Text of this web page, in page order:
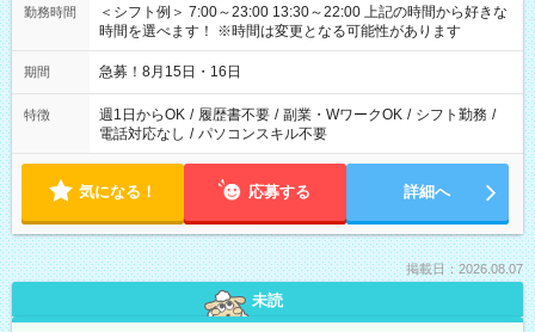
勤務時間
＜シフト例＞ 7:00～23:00 13:30～22:00 上記の時間から好きな
時間を選べます！ ※時間は変更となる可能性があります
期間 急募！8月15日・16日
特徴 週1日からOK / 履歴書不要 / 副業・WワークOK / シフト勤務 /
電話対応なし / パソコンスキル不要
気になる！ 応募する 詳細へ
掲載日：2026.08.07
未読